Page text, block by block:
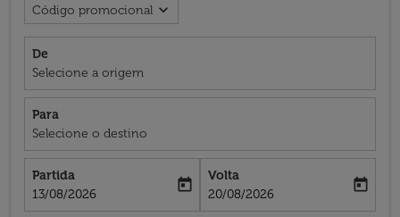
Código promocional expand_more
De
Selecione a origem
Para
Selecione o destino
Partida
fc-booking-departure-date-aria-label
13/08/2026
today
Volta
fc-booking-return-date-aria-label
20/08/2026
today